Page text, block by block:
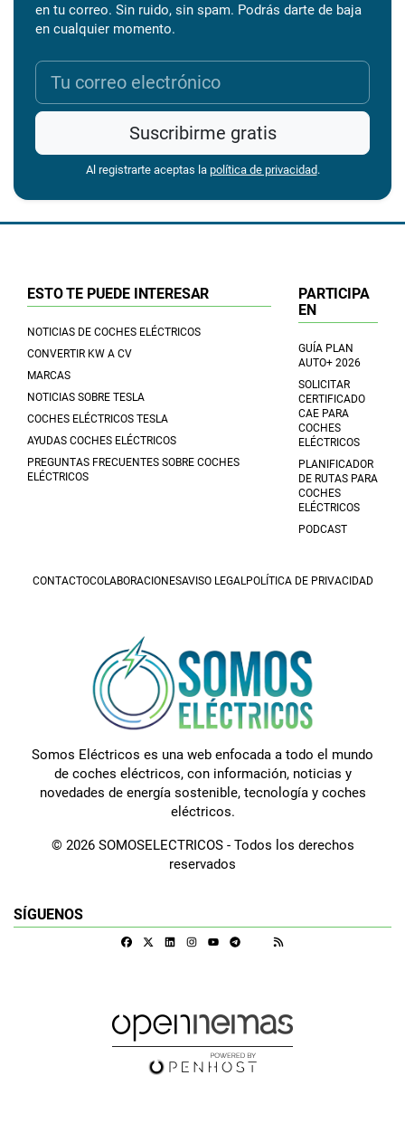
en tu correo. Sin ruido, sin spam. Podrás darte de baja
en cualquier momento.
Suscribirme gratis
Al registrarte aceptas la política de privacidad.
ESTO TE PUEDE INTERESAR
NOTICIAS DE COCHES ELÉCTRICOS
CONVERTIR KW A CV
MARCAS
NOTICIAS SOBRE TESLA
COCHES ELÉCTRICOS TESLA
AYUDAS COCHES ELÉCTRICOS
PREGUNTAS FRECUENTES SOBRE COCHES
ELÉCTRICOS
PARTICIPA
EN
GUÍA PLAN
AUTO+ 2026
SOLICITAR
CERTIFICADO
CAE PARA
COCHES
ELÉCTRICOS
PLANIFICADOR
DE RUTAS PARA
COCHES
ELÉCTRICOS
PODCAST
CONTACTOCOLABORACIONESAVISO LEGALPOLÍTICA DE PRIVACIDAD
Somos Eléctricos es una web enfocada a todo el mundo
de coches eléctricos, con información, noticias y
novedades de energía sostenible, tecnología y coches
eléctricos.
© 2026 SOMOSELECTRICOS - Todos los derechos
reservados
SÍGUENOS
FacebookLinkedinInstagramTelegram
Google Discover